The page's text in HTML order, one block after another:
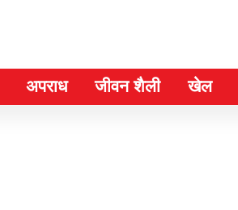
अपराध जीवन शैली खेल